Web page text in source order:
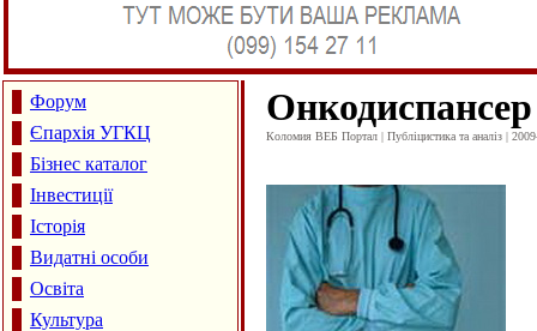
Форум
Єпархія УГКЦ
Бізнес каталог
Інвестиції
Історія
Видатні особи
Освіта
Культура
Коломия ВЕБ Портал | Публіцистика та аналіз |